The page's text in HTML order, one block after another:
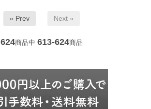
« Prev Next »
624商品中 613-624商品